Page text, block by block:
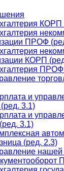
КОРП
ПРОФ
КОРП
и
3.1)
и
3.1)
(ред. 2.3)